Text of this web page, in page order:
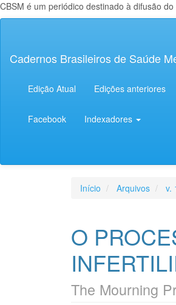
CBSM é um periódico destinado à difusão
principal
Lateral
Cadernos Brasileiros de Saúde
Edição Atual Edições anteriores
Facebook Indexadores
Início Arquivos v.
O
The Mourning